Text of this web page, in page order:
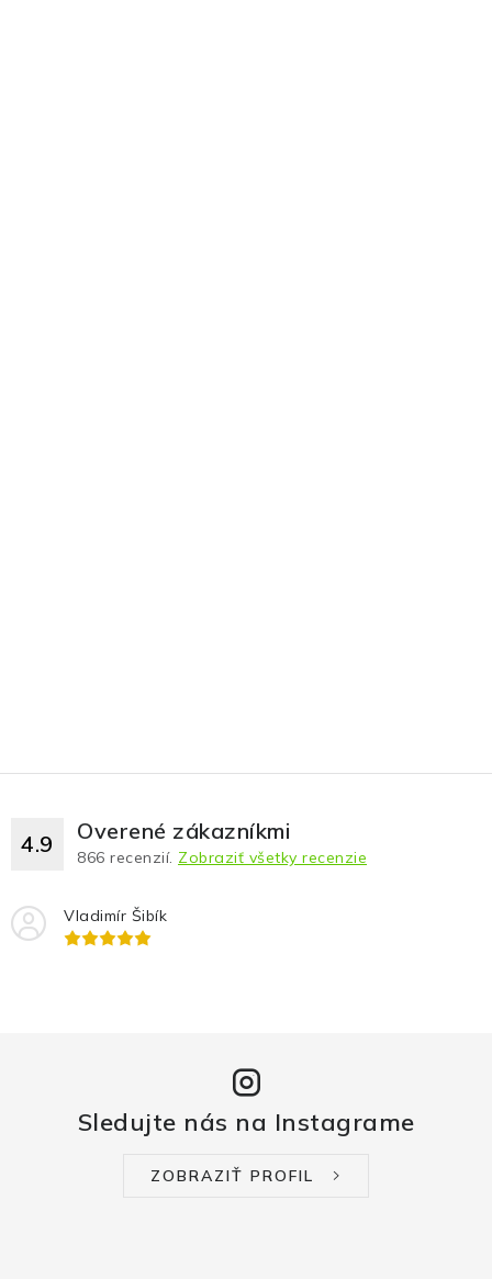
4.9 Overené zákazníkmi
866 recenzií. Zobraziť všetky recenzie
Vladimír Šibík
Sledujte nás na Instagrame
ZOBRAZIŤ PROFIL